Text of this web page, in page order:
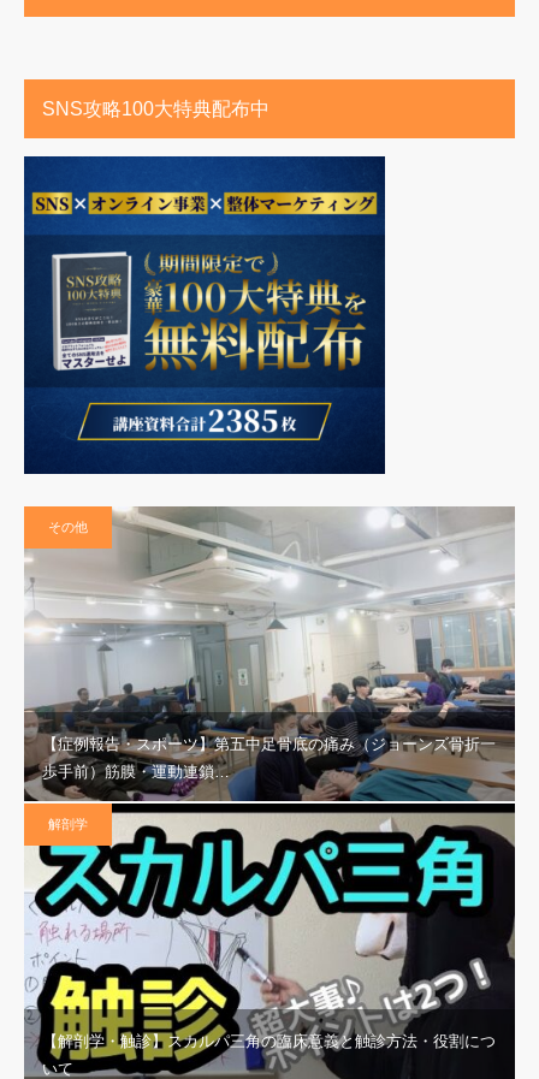
SNS攻略100大特典配布中
その他
【症例報告・スポーツ】第五中足骨底の痛み（ジョーンズ骨折一
歩手前）筋膜・運動連鎖…
解剖学
【解剖学・触診】スカルパ三角の臨床意義と触診方法・役割につ
いて